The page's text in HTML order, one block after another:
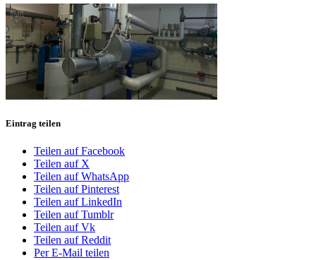
Eintrag teilen
Teilen auf Facebook
Teilen auf X
Teilen auf WhatsApp
Teilen auf Pinterest
Teilen auf LinkedIn
Teilen auf Tumblr
Teilen auf Vk
Teilen auf Reddit
Per E-Mail teilen